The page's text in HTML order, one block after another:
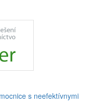
s neefektívnymi